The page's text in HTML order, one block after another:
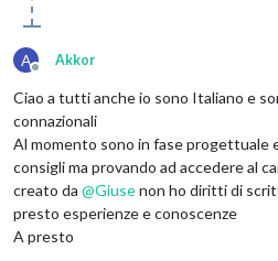
A
Offline
Akkor
Ciao a tutti anche io sono Italiano e
connazionali
Al momento sono in fase progettuale
consigli ma provando ad accedere al
creato da @Giusenon ho diritti di
presto esperienze e conoscenze
A presto